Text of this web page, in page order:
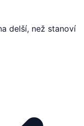
delší, než stanoví